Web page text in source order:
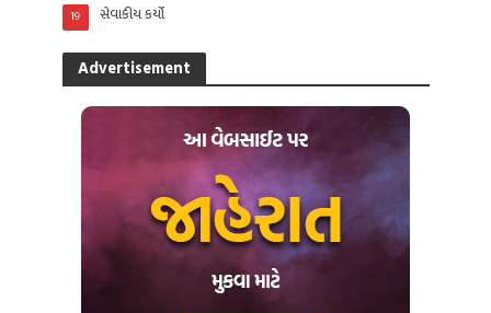
સેવાકીય કર્યો
19
Advertisement